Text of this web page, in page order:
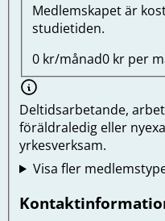
Medlemskapet är
studietiden.
0 kr/månad0 kr per
Deltidsarbetande,
föräldraledig eller
yrkesverksam.
Visa fler